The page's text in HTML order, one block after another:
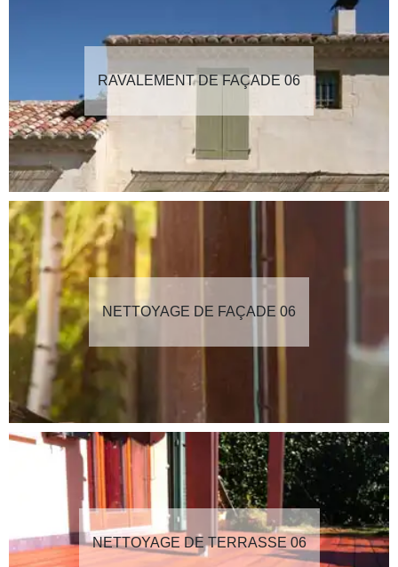
RAVALEMENT DE FAÇADE 06
NETTOYAGE DE FAÇADE 06
NETTOYAGE DE TERRASSE 06